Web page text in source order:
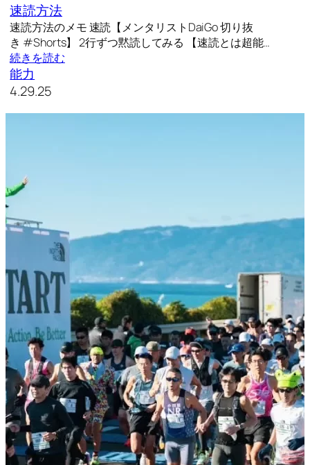
速読方法
速読方法のメモ 速読【メンタリストDaiGo 切り抜
き #Shorts】 2行ずつ黙読してみる 【速読とは超能…
続きを読む
能力
4.29.25